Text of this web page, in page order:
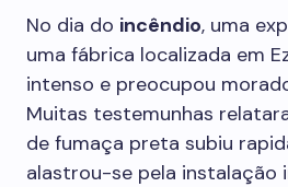
No dia do incêndio, uma
uma fábrica localizada em
intenso e preocupou
Muitas testemunhas
de fumaça preta subiu
alastrou-se pela instalação